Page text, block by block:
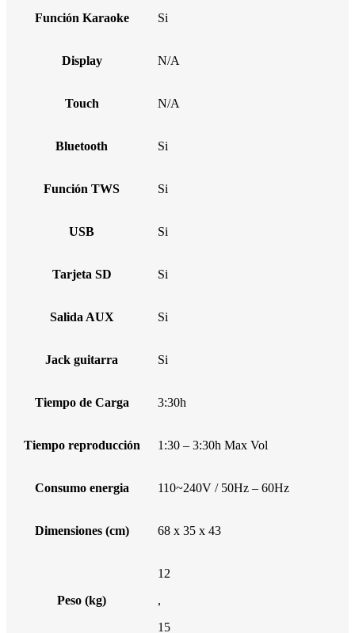
Función Karaoke Si
Display N/A
Touch N/A
Bluetooth Si
Función TWS Si
USB Si
Tarjeta SD Si
Salida AUX Si
Jack guitarra Si
Tiempo de Carga 3:30h
Tiempo reproducción 1:30 – 3:30h Max Vol
Consumo energia 110~240V / 50Hz – 60Hz
Dimensiones (cm) 68 x 35 x 43
Peso (kg)
12
,
15